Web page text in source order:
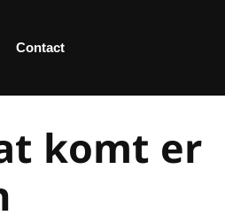
Contact
komt er